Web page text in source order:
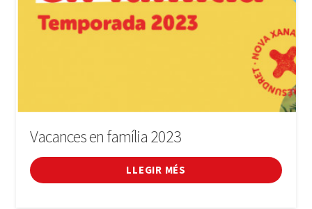
Vacances en família 2023
LLEGIR MÉS